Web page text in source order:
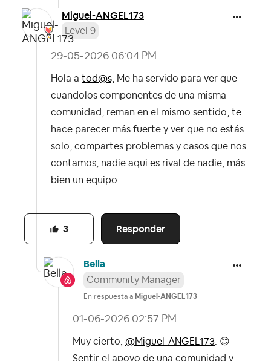
Miguel-ANGEL173
Level 9
‎29-05-2026 06:04 PM
Hola a tod@s,
Me ha servido para ver que
cuandolos componentes de una misma
comunidad, reman en el mismo sentido, te
hace parecer más fuerte y ver que no estás
solo, compartes problemas y casos que nos
contamos, nadie aqui es rival de nadie, más
bien un equipo.
Responder
3
Bella
Community Manager
En respuesta a Miguel-ANGEL173
‎01-06-2026 02:57 PM
Muy cierto, @Miguel-ANGEL173. 😊
Sentir el apoyo de una comunidad y